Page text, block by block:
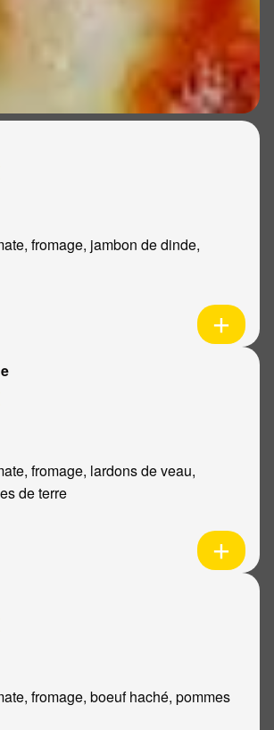
fromage, jambon de dinde,
fromage, lardons de veau,
de terre
fromage, boeuf haché, pommes